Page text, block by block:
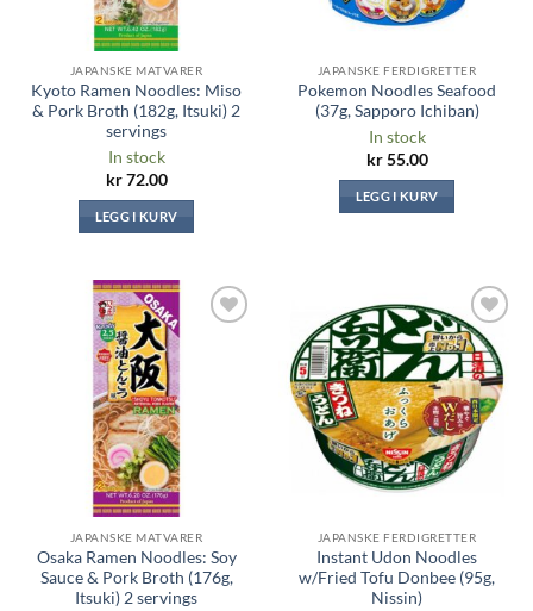
JAPANSKE MATVARER
Kyoto Ramen Noodles: Miso
& Pork Broth (182g, Itsuki) 2
servings
In stock
kr72.00
LEGG I KURV
JAPANSKE FERDIGRETTER
Pokemon Noodles Seafood
(37g, Sapporo Ichiban)
In stock
kr55.00
LEGG I KURV
JAPANSKE MATVARER
Osaka Ramen Noodles: Soy
Sauce & Pork Broth (176g,
Itsuki) 2 servings
Legg til i
ønskeliste
JAPANSKE FERDIGRETTER
Instant Udon Noodles
w/Fried Tofu Donbee (95g,
Nissin)